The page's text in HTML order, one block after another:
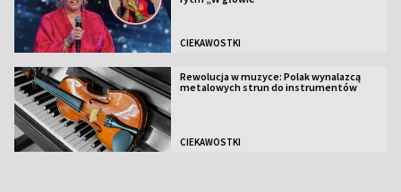
CIEKAWOSTKI
Rewolucja w muzyce: Polak wynalazcą
metalowych strun do instrumentów
CIEKAWOSTKI